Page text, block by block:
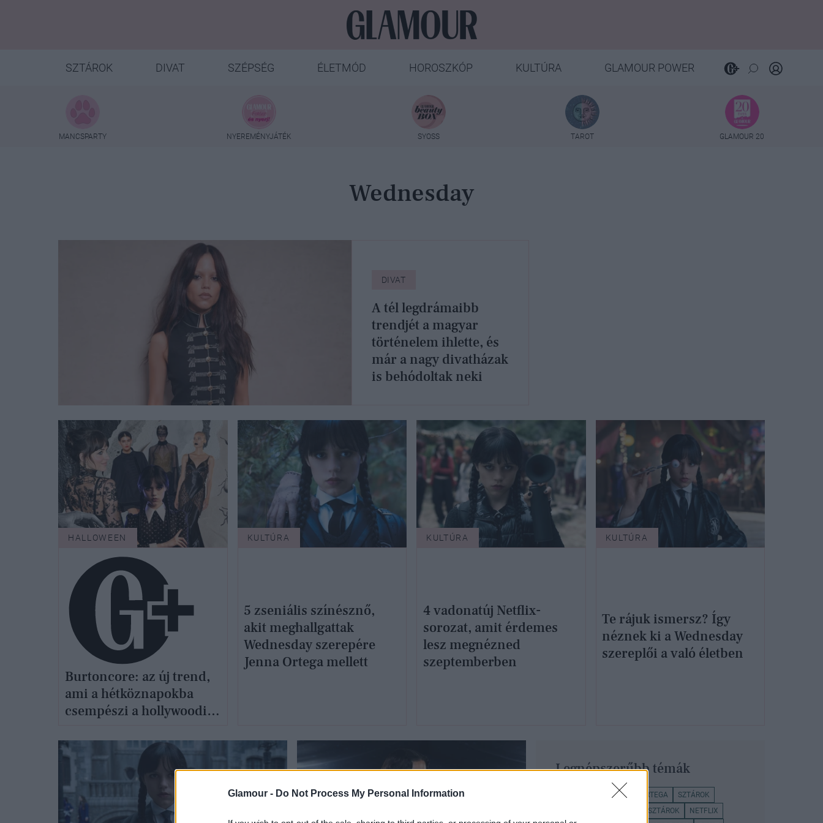
Glamour - Do Not Process My Personal Information
SZTÁROK DIVAT SZÉPSÉG ÉLETMÓD HOROSZKÓP KULTÚRA GLAMOUR POWER
MANCSPARTY NYEREMÉNYJÁTÉK SYOSS TAROT GLAMOUR 20
Wednesday
DIVAT
A tél legdrámaibb
trendjét a magyar
történelem ihlette, és
már a nagy divatházak
is behódoltak neki
HALLOWEEN
Burtoncore: az új trend,
ami a hétköznapokba
csempészi a hollywoodi
KULTÚRA
5 zseniális színésznő,
akit meghallgattak
Wednesday szerepére
Jenna Ortega mellett
KULTÚRA
4 vadonatúj Netflix-
sorozat, amit érdemes
lesz megnézned
szeptemberben
KULTÚRA
Te rájuk ismersz? Így
néznek ki a Wednesday
szereplői a való életben
Legnépszerűbb témák
JENNA ORTEGA
SZTÁROK
NEMZETKÖZI SZTÁROK
NETFLIX